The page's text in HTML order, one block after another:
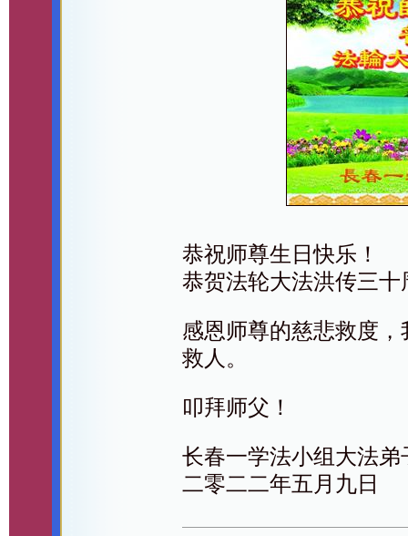
恭祝师尊生日快乐！
恭贺法轮大法洪传三十
感恩师尊的慈悲救度
救人。
叩拜师父！
长春一学法小组大法弟
二零二二年五月九日